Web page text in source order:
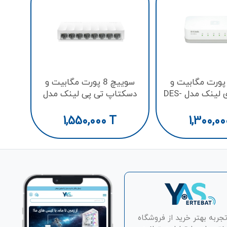
سوییچ 5 پورت مگابیت و
دسکتاپ دی لینک مدل DES-
سوییچ 8 پورت مگابیت و
دسکتاپ تی پی لینک مدل
1,550,000 T
بهتر خرید از فروشگاه